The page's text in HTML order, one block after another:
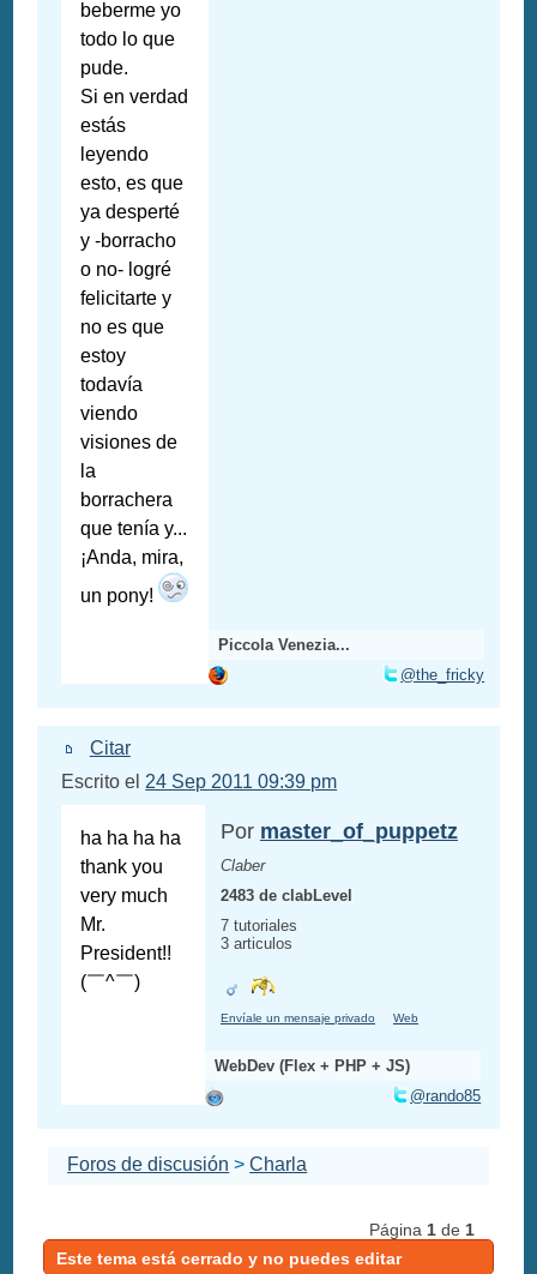
beberme yo
todo lo que
pude.
Si en verdad
estás
leyendo
esto, es que
ya desperté
y -borracho
o no- logré
felicitarte y
no es que
estoy
todavía
viendo
visiones de
la
borrachera
que tenía y...
¡Anda, mira,
un pony!
Piccola Venezia...
@the_fricky
Citar
Escrito el 24 Sep 2011 09:39 pm
ha ha ha ha
thank you
very much
Mr.
President!!
(￣^￣)ゞ
Por master_of_puppetz
Claber
2483 de clabLevel
7 tutoriales
3 articulos
Envíale un mensaje privado Web
WebDev (Flex + PHP + JS)
@rando85
Foros de discusión >Charla
Página 1de 1
Este tema está cerrado y no puedes editar